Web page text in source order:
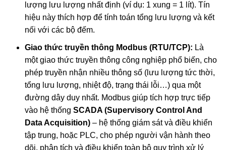
lượng lưu lượng nhất định (ví dụ: 1 xung = 1 lít). Tín
hiệu này thích hợp để tính toán tổng lưu lượng và kết
nối với các bộ đếm.
Giao thức truyền thông Modbus (RTU/TCP): Là
một giao thức truyền thông công nghiệp phổ biến, cho
phép truyền nhận nhiều thông số (lưu lượng tức thời,
tổng lưu lượng, nhiệt độ, trạng thái lỗi…) qua một
đường dây duy nhất. Modbus giúp tích hợp trực tiếp
vào hệ thống SCADA (Supervisory Control And
Data Acquisition) – hệ thống giám sát và điều khiển
tập trung, hoặc PLC, cho phép người vận hành theo
dõi, phân tích và điều khiển toàn bộ quy trình xử lý